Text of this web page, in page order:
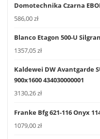
Domotechnika Czarna
586,00zł
Blanco Etagon 500-U
1357,05zł
Kaldewei DW Avantgarde
900x1600 434030000001
3130,26zł
Franke Bfg 621-116 Onyx
1079,00zł